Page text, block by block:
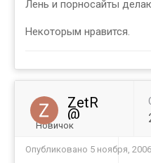
Лень и порносайты
Некоторым нравится.
ZetR
@
Новичок
Опубликовано 5 ноября, 2006